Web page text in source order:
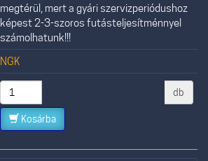
megtérül, mert a gyári szervizperiódushoz
képest 2-3-szoros futásteljesítménnyel
számolhatunk!!!
NGK
db
Kosárba